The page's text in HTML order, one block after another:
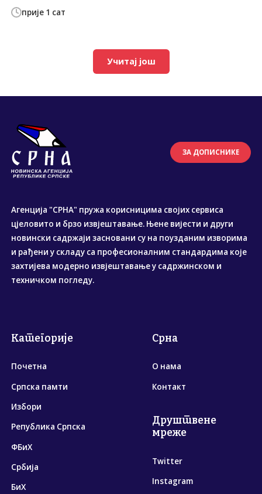
прије 1 сат
Учитај још
ЗА ДОПИСНИКЕ
Агенција "СРНА" пружа корисницима својих сервиса
цјеловито и брзо извјештавање. Њене вијести и други
новински садржаји засновани су на поузданим изворима
и рађени у складу са професионалним стандардима које
захтијева модерно извјештавање у садржинском и
техничком погледу.
Категорије
Почетна
Српска памти
Избори
Република Српска
ФБиХ
Србија
БиХ
Срна
О нама
Контакт
Друштвене
мреже
Twitter
Instagram